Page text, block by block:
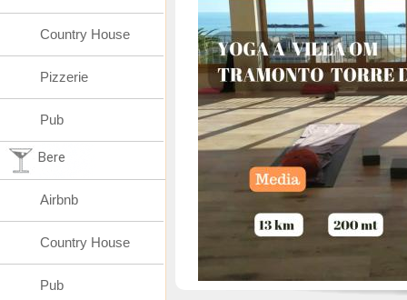
Country House
Pizzerie
Pub
Bere
Airbnb
Country House
Pub